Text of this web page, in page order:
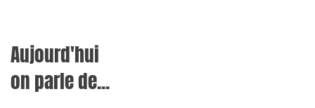
Aujourd'hui
on parle de...